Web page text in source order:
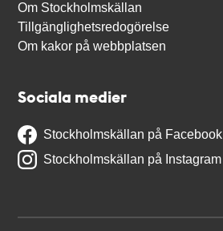
Om Stockholmskällan
Tillgänglighetsredogörelse
Om kakor på webbplatsen
Sociala medier
Stockholmskällan på Facebook
Stockholmskällan på Instagram